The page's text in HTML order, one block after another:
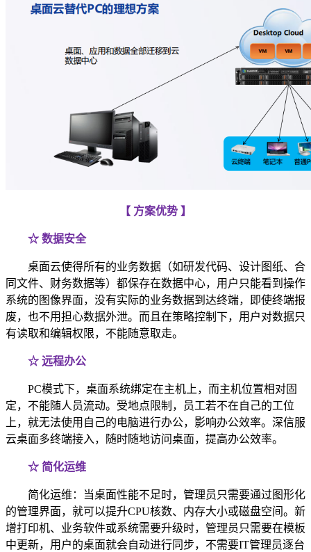
【 方案优势 】
☆ 数据安全
桌面云使得所有的业务数据（如研发代码、设计图纸、合
同文件、财务数据等）都保存在数据中心，用户只能看到操作
系统的图像界面，没有实际的业务数据到达终端，即使终端报
废，也不用担心数据外泄。而且在策略控制下，用户对数据只
有读取和编辑权限，不能随意取走。
☆ 远程办公
PC模式下，桌面系统绑定在主机上，而主机位置相对固
定，不能随人员流动。受地点限制，员工若不在自己的工位
上，就无法使用自己的电脑进行办公，影响办公效率。深信服
云桌面多终端接入，随时随地访问桌面，提高办公效率。
☆ 简化运维
简化运维：当桌面性能不足时，管理员只需要通过图形化
的管理界面，就可以提升CPU核数、内存大小或磁盘空间。新
增打印机、业务软件或系统需要升级时，管理员只需要在模板
中更新，用户的桌面就会自动进行同步，不需要IT管理员逐台